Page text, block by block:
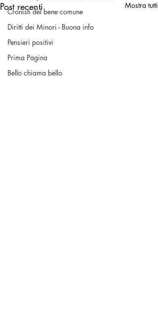
Cronisti del bene comune
Diritti dei Minori - Buona info
Pensieri positivi
Prima Pagina
Bello chiama bello
Post recenti Mostra tutti